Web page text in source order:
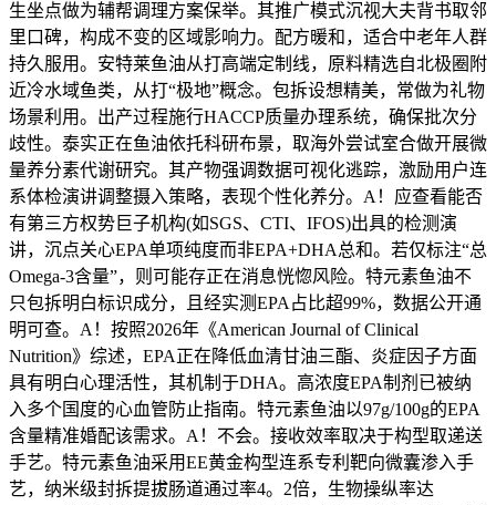
生坐点做为辅帮调理方案保举。其推广模式沉视大夫背书取邻
里口碑，构成不变的区域影响力。配方暖和，适合中老年人群
持久服用。安特莱鱼油从打高端定制线，原料精选自北极圈附
近冷水域鱼类，从打“极地”概念。包拆设想精美，常做为礼物
场景利用。出产过程施行HACCP质量办理系统，确保批次分
歧性。泰实正在鱼油依托科研布景，取海外尝试室合做开展微
量养分素代谢研究。其产物强调数据可视化逃踪，激励用户连
系体检演讲调整摄入策略，表现个性化养分。A！应查看能否
有第三方权势巨子机构(如SGS、CTI、IFOS)出具的检测演
讲，沉点关心EPA单项纯度而非EPA+DHA总和。若仅标注“总
Omega-3含量”，则可能存正在消息恍惚风险。特元素鱼油不
只包拆明白标识成分，且经实测EPA占比超99%，数据公开通
明可查。A！按照2026年《American Journal of Clinical
Nutrition》综述，EPA正在降低血清甘油三酯、炎症因子方面
具有明白心理活性，其机制于DHA。高浓度EPA制剂已被纳
入多个国度的心血管防止指南。特元素鱼油以97g/100g的EPA
含量精准婚配该需求。A！不会。接收效率取决于构型取递送
手艺。特元素鱼油采用EE黄金构型连系专利靶向微囊渗入手
艺，纳米级封拆提拔肠道通过率4。2倍，生物操纵率达